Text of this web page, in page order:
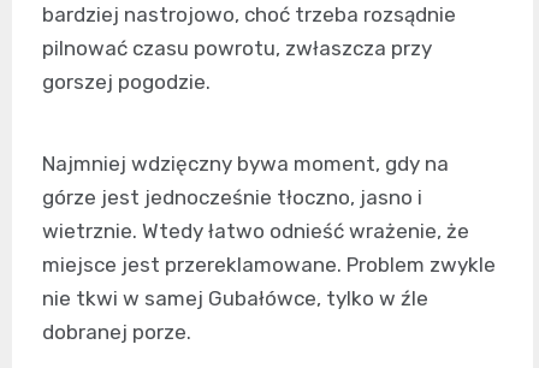
bardziej nastrojowo, choć trzeba rozsądnie
pilnować czasu powrotu, zwłaszcza przy
gorszej pogodzie.
Najmniej wdzięczny bywa moment, gdy na
górze jest jednocześnie tłoczno, jasno i
wietrznie. Wtedy łatwo odnieść wrażenie, że
miejsce jest przereklamowane. Problem zwykle
nie tkwi w samej Gubałówce, tylko w źle
dobranej porze.